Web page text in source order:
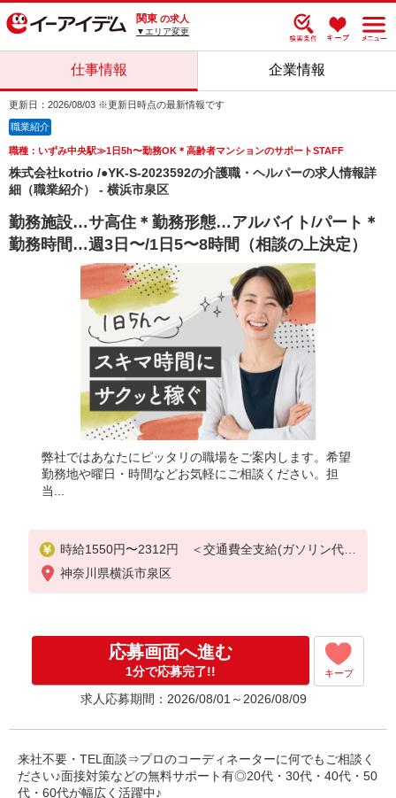
関東 の求人
▼エリア変更
仕事情報 企業情報
更新日：2026/08/03 ※更新日時点の最新情報です
職業紹介
職種：いずみ中央駅≫1日5h〜勤務OK＊高齢者マンションのサポートSTAFF
株式会社kotrio /●YK-S-2023592の介護職・ヘルパーの求人情報詳
細（職業紹介） - 横浜市泉区
勤務施設…サ高住＊勤務形態…アルバイト/パート＊
勤務時間…週3日〜/1日5〜8時間（相談の上決定）
弊社ではあなたにピッタリの職場をご案内します。希望
勤務地や曜日・時間などお気軽にご相談ください。担
当...
時給1550円〜2312円 ＜交通費全支給(ガソリン代含
む)＞
神奈川県横浜市泉区
応募画面へ進む
1分で応募完了!! キープ
求人応募期間：2026/08/01～2026/08/09
来社不要・TEL面談⇒プロのコーディネーターに何でもご相談く
ださい♪面接対策などの無料サポート有◎20代・30代・40代・50
代・60代が幅広く活躍中♪